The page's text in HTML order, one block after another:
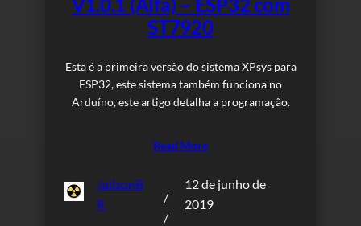
ST7920
Esta é a primeira versão do sistema XPsys para
ESP32, este sistema também funciona no
Arduíno, este artigo detalha a programação.
Read More
JailsonB
R
/
/
12 de junho de
2019